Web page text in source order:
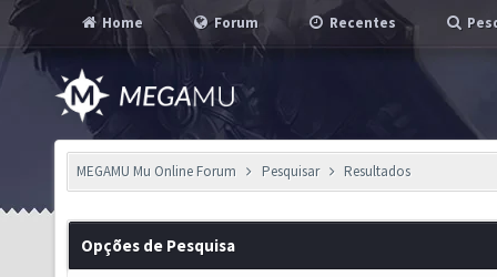
Home Forum Recentes
MEGAMU Mu Online Forum Pesquisar Resultados
Opções de Pesquisa